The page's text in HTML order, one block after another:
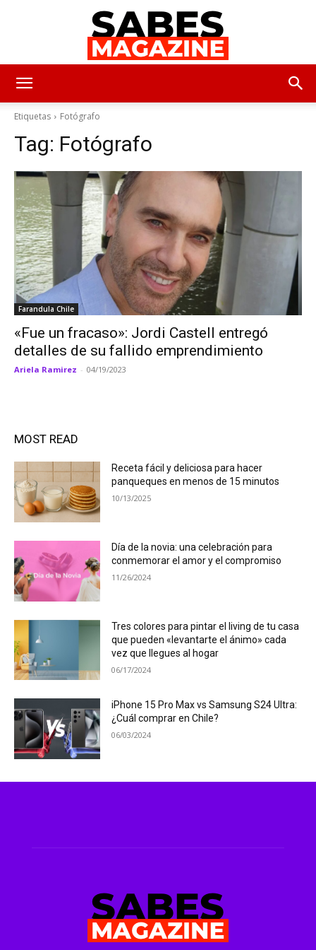
Etiquetas
Fotógrafo
Tag: Fotógrafo
Farandula Chile
«Fue un fracaso»: Jordi Castell entregó
detalles de su fallido emprendimiento
Ariela Ramirez - 04/19/2023
MOST READ
Receta fácil y deliciosa para hacer
panqueques en menos de 15 minutos
10/13/2025
Día de la novia: una celebración para
conmemorar el amor y el compromiso
11/26/2024
Tres colores para pintar el living de tu casa
que pueden «levantarte el ánimo» cada
vez que llegues al hogar
06/17/2024
iPhone 15 Pro Max vs Samsung S24 Ultra:
¿Cuál comprar en Chile?
06/03/2024